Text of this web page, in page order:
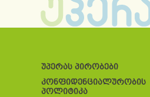
უპერას პირობები
კონფიდენციალურობის
პოლიტიკა